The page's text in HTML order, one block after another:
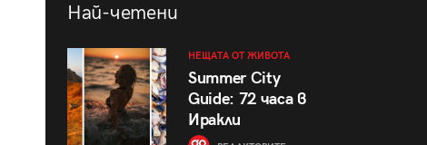
Най-четени
НЕЩАТА ОТ ЖИВОТА
Summer City
Guide: 72 часа в
Иракли